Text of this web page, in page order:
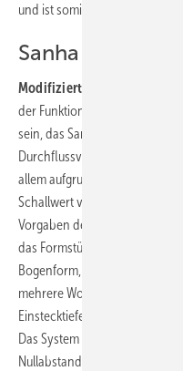
und ist somit brandsicher.
Sanha
Modifiziertes
der Funktion – so soll das
sein, das Sanha in Frankfurt
Durchflussvolumen von 4 l/s
allem aufgrund der höheren
Schallwert von maximal 23
Vorgaben der DIN 4109. Der
das Formstück mindert
Bogenform, der eine höhere
mehrere Wohneinheiten an
Einstecktiefen- und
Das System gibt es in
Nullabstand zu metallenen